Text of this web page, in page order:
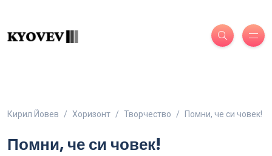
Кирил Йовев Хоризонт Творчество Помни, че си човек!
Помни, че си човек!